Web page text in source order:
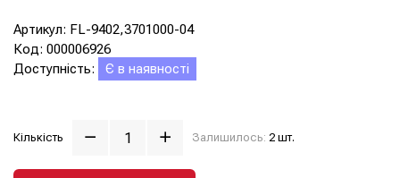
Артикул: FL-9402,3701000-04
Код: 000006926
Доступність:
Є в наявності
Кількість Залишилось: 2 шт.